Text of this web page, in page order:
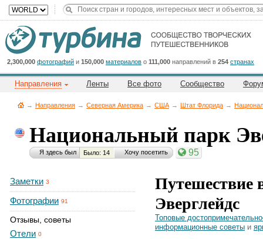
2,300,000 фотографий и 150,000 материалов о 111,000 направлений в 254 странах
Направления Ленты Все фото Сообщество
→ Направления → Северная Америка → CША → Штат Флорида →
Национальный парк
Я здесь был Было: 14 Хочу посетить 95
Заметки 3
Фотографии 91
Отзывы, советы
Отели 0
Путешествие
Эверглейдс
Топовые
информационные советы и
Cейчас
на
сайте:
Title
Button